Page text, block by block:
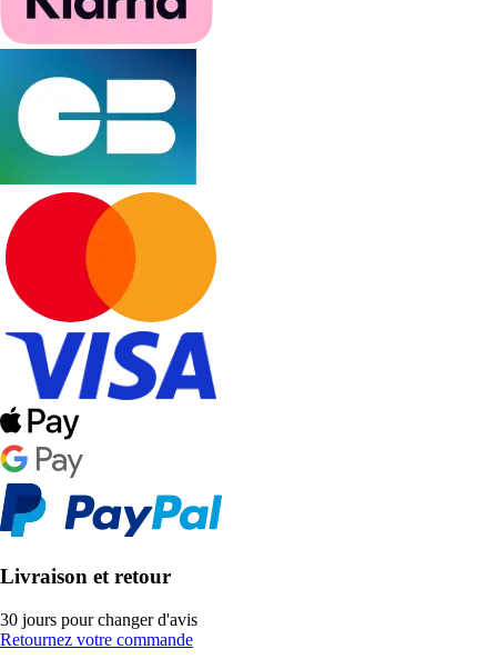
Livraison et retour
30 jours pour changer d'avis
Retournez votre commande